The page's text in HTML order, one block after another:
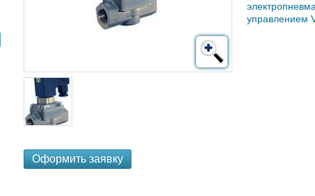
Оформить заявку
управлением